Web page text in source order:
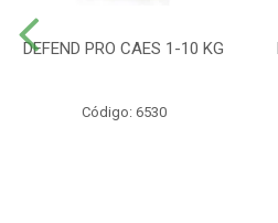
DEFEND PRO CAES 1-10 KG
Código: 6530